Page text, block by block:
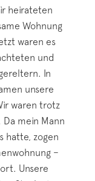
heirateten
Wohnung
waren es
und
In
unsere
waren trotz
Da mein Mann
hatte, zogen
–
Unsere